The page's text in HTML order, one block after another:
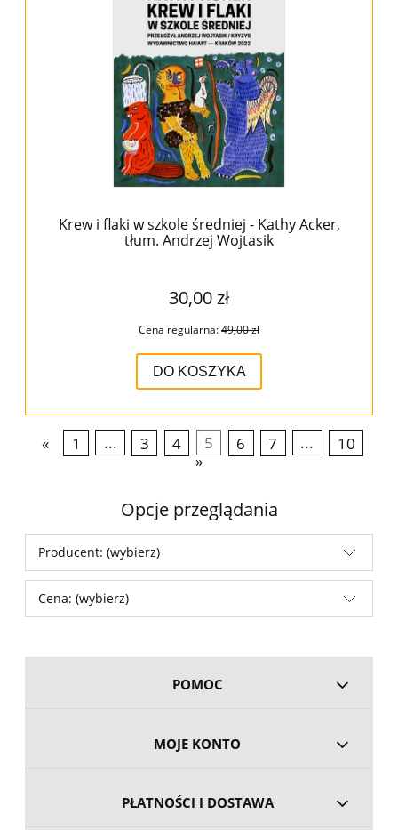
Krew i flaki w szkole średniej - Kathy Acker,
tłum. Andrzej Wojtasik
30,00 zł
Cena regularna:49,00 zł
DO KOSZYKA
« 1 ... 3 4 5 6 7 ...
10
»
Opcje przeglądania
Producent: (wybierz)
Cena: (wybierz)
POMOC
MOJE KONTO
PŁATNOŚCI I DOSTAWA